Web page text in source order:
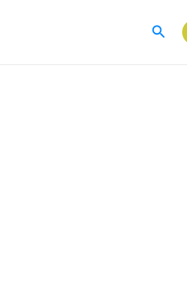
Buscar